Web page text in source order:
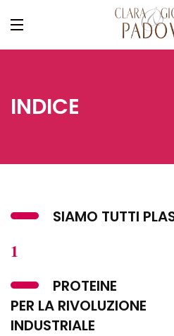
INDICE
SIAMO TUTTI
1
PROTEINE
PER LA RIVOLUZIONE
INDUSTRIALE